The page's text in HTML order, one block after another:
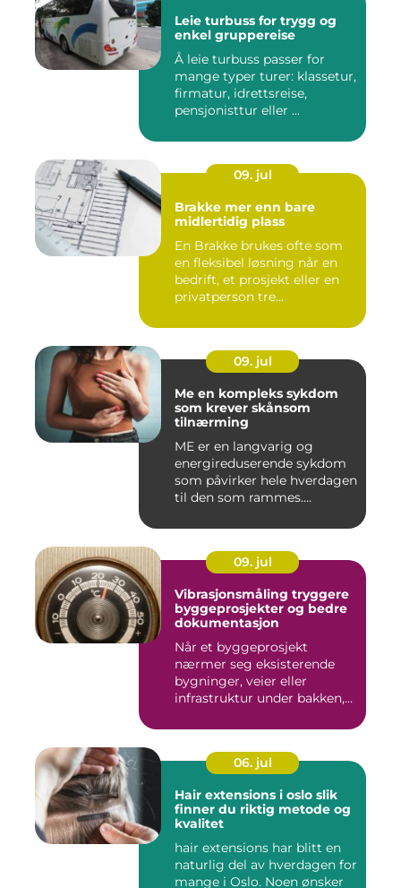
Leie turbuss for trygg og
enkel gruppereise
Å leie turbuss passer for
mange typer turer: klassetur,
firmatur, idrettsreise,
pensjonisttur eller ...
09. jul
Brakke mer enn bare
midlertidig plass
En Brakke brukes ofte som
en fleksibel løsning når en
bedrift, et prosjekt eller en
privatperson tre...
09. jul
Me en kompleks sykdom
som krever skånsom
tilnærming
ME er en langvarig og
energireduserende sykdom
som påvirker hele hverdagen
til den som rammes.
09. jul
Vibrasjonsmåling tryggere
byggeprosjekter og bedre
dokumentasjon
Når et byggeprosjekt
nærmer seg eksisterende
bygninger, veier eller
infrastruktur under bakken,
06. jul
Hair extensions i oslo slik
finner du riktig metode og
kvalitet
hair extensions har blitt en
naturlig del av hverdagen for
mange i Oslo. Noen ønsker